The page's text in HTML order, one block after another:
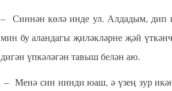
– Синнән көлә инде ул. Алдадым, дип
мин бу аландагы җиләкләрне җәй
дигән үпкәләгән тавыш белән аю.
– Менә син нинди юаш, ә үзең зур